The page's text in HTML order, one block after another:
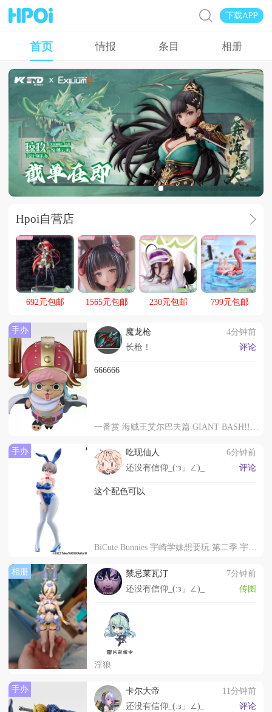
下载APP
首页 情报 条目 相册
广告
Hpoi自营店
692元包邮 1565元包邮 230元包邮 799元包邮
手办 魔龙枪
4分钟前
长枪！
评论
666666
手办 吃现仙人
6分钟前
还没有信仰_(:з」∠)_
评论
这个配色可以
相册 禁忌莱瓦汀
7分钟前
还没有信仰_(:з」∠)_
传图
淫狼
手办 卡尔大帝
11分钟前
还没有信仰_(:з」∠)_
评论